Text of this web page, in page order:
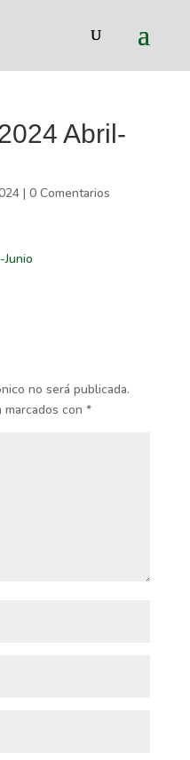
Abril-
| 0 Comentarios
no será publicada.
con *